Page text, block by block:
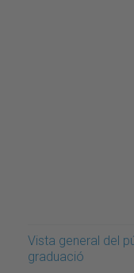
Vista general del
graduació